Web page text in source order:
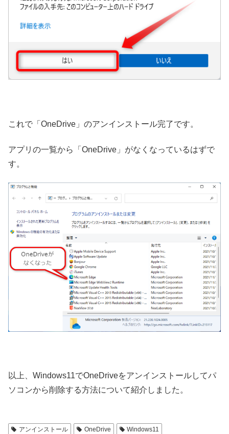
これで「OneDrive」のアンインストール完了です。
アプリの一覧から「OneDrive」がなくなっているはずで
す。
以上、Windows11でOneDriveをアンインストールしてパ
ソコンから削除する方法について紹介しました。
アンインストール OneDrive Windows11